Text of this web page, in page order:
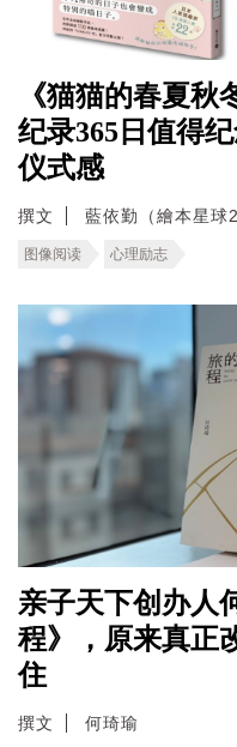
《猫猫的春夏秋
纪录365日值得
仪式感
撰文 藍依勤（繪本星球
图像阅读 心理励志
亲子天下创办人
程》，原来真正
住
撰文 何琦瑜